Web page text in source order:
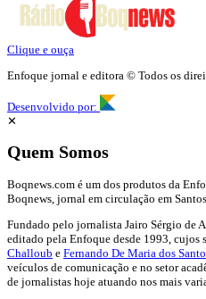
Clique e ouça
Enfoque jornal e editora © Todos os
Desenvolvido por:
✕
Quem Somos
Boqnews.com é um dos produtos da
Boqnews, jornal em circulação em
Fundado pelo jornalista Jairo Sérgio de
editado pela Enfoque desde 1993, cujos
Challoub e Fernando De Maria dos
veículos de comunicação e no setor
de jornalistas hoje atuando nos mais